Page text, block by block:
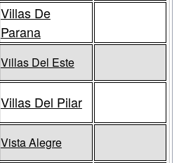
Villas De
Parana
Villas Del Este
Villas Del Pilar
Vista Alegre